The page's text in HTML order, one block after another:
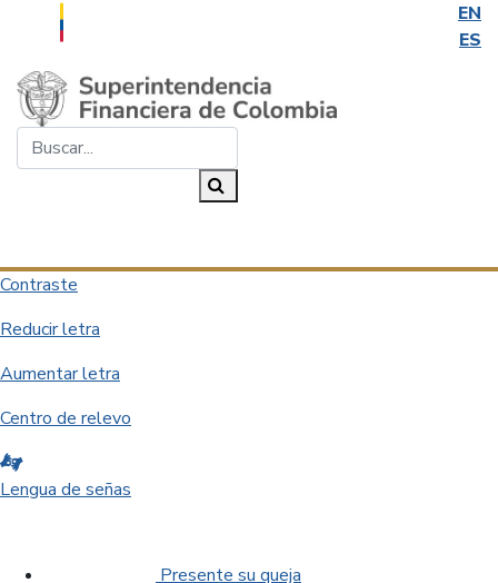
EN
ES
Saltar al contenido principal
Contraste
Reducir letra
Aumentar letra
Centro de relevo
Lengua de señas
Presente su queja